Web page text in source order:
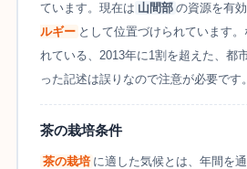
ています。現在は 山間部 の資源を有
ルギー として位置づけられています
れている、2013年に1割を超えた、都
った記述は誤りなので注意が必要です。
茶の栽培条件
茶の栽培 に適した気候とは、年間を